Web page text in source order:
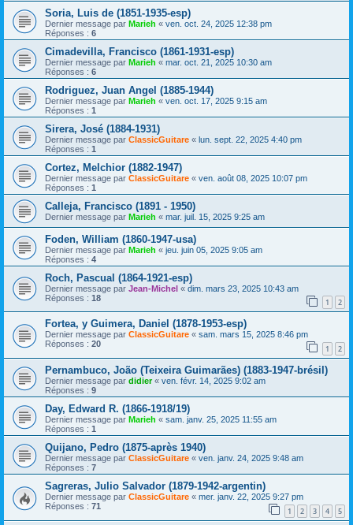
Soria, Luis de (1851-1935-esp)
Dernier message par Marieh « ven. oct. 24, 2025 12:38 pm
Réponses : 6
Cimadevilla, Francisco (1861-1931-esp)
Dernier message par Marieh « mar. oct. 21, 2025 10:30 am
Réponses : 6
Rodriguez, Juan Angel (1885-1944)
Dernier message par Marieh « ven. oct. 17, 2025 9:15 am
Réponses : 1
Sirera, José (1884-1931)
Dernier message par ClassicGuitare « lun. sept. 22, 2025 4:40 pm
Réponses : 1
Cortez, Melchior (1882-1947)
Dernier message par ClassicGuitare « ven. août 08, 2025 10:07 pm
Réponses : 1
Calleja, Francisco (1891 - 1950)
Dernier message par Marieh « mar. juil. 15, 2025 9:25 am
Foden, William (1860-1947-usa)
Dernier message par Marieh « jeu. juin 05, 2025 9:05 am
Réponses : 4
Roch, Pascual (1864-1921-esp)
Dernier message par Jean-Michel « dim. mars 23, 2025 10:43 am
Réponses : 18 1 2
Fortea, y Guimera, Daniel (1878-1953-esp)
Dernier message par ClassicGuitare « sam. mars 15, 2025 8:46 pm
Réponses : 20 1 2
Pernambuco, João (Teixeira Guimarães) (1883-1947-brésil)
Dernier message par didier« ven. févr. 14, 2025 9:02 am
Réponses : 9
Day, Edward R. (1866-1918/19)
Dernier message par Marieh « sam. janv. 25, 2025 11:55 am
Réponses : 1
Quijano, Pedro (1875-après 1940)
Dernier message par ClassicGuitare « ven. janv. 24, 2025 9:48 am
Réponses : 7
Sagreras, Julio Salvador (1879-1942-argentin)
Dernier message par ClassicGuitare « mer. janv. 22, 2025 9:27 pm
Réponses : 71 1 2 3 4 5